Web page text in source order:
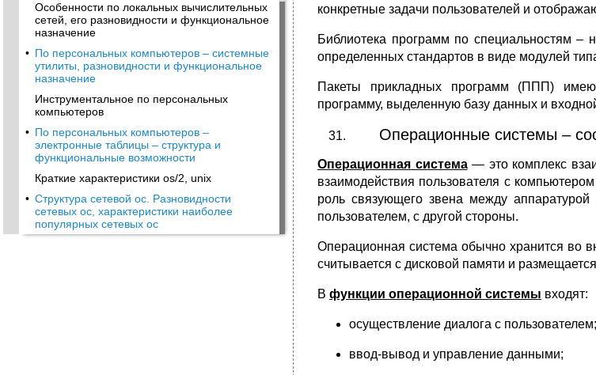
Особенности по локальных вычислительных
сетей, его разновидности и функциональное
назначение
• По персональных компьютеров – системные
утилиты, разновидности и функциональное
назначение
Инструментальное по персональных
компьютеров
• По персональных компьютеров –
электронные таблицы – структура и
функциональные возможности
Краткие характеристики os/2, unix
• Структура сетевой ос. Разновидности
сетевых ос, характеристики наиболее
популярных сетевых ос
конкретные задачи пользователей и
Библиотека программ по специальностям
определенных стандартов в виде модулей
Пакеты прикладных программ (ППП)
программу, выделенную базу данных и
Операционные системы –
Операционная система— это комплекс
взаимодействия пользователя с
роль связующего звена между
пользователем, с другой стороны.
Операционная система обычно хранится во
считывается с дисковой памяти и
В функции операционной системы входят:
осуществление диалога с пользователем;
ввод-вывод и управление данными;